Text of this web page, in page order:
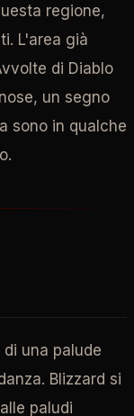
regione,
L'area già
di Diablo
un segno
sono in qualche
una palude
Blizzard si
paludi